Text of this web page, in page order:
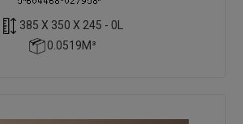
385 X 350 X 245 - 0L
0.0519M³